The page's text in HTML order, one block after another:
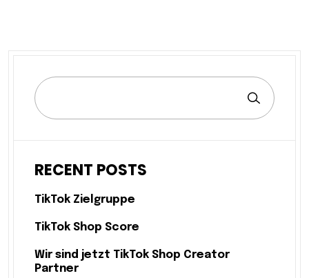
RECENT POSTS
TikTok Zielgruppe
TikTok Shop Score
Wir sind jetzt TikTok Shop Creator
Partner